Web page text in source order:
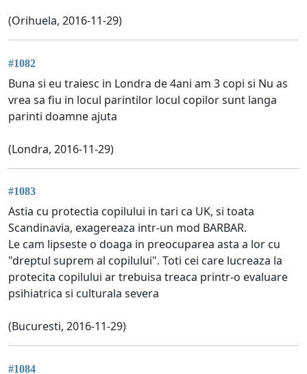
(Orihuela, 2016-11-29)
#1082
Buna si eu traiesc in Londra de 4ani am 3 copi si Nu as
vrea sa fiu in locul parintilor locul copilor sunt langa
parinti doamne ajuta
(Londra, 2016-11-29)
#1083
Astia cu protectia copilului in tari ca UK, si toata
Scandinavia, exagereaza intr-un mod BARBAR.
Le cam lipseste o doaga in preocuparea asta a lor cu
"dreptul suprem al copilului". Toti cei care lucreaza la
protecita copilului ar trebuisa treaca printr-o evaluare
psihiatrica si culturala severa
(Bucuresti, 2016-11-29)
#1084